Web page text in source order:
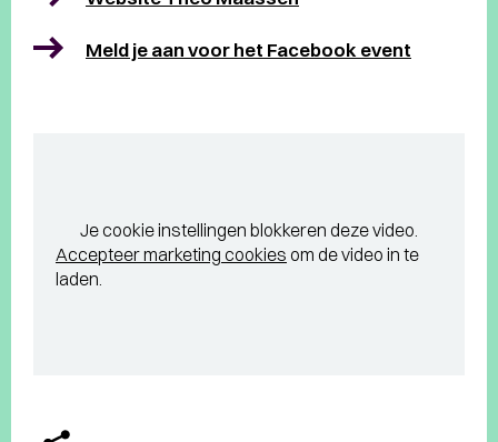
Meld je aan voor het Facebook event
Je cookie instellingen blokkeren deze video.
Accepteer marketing cookies om de video in te
laden.